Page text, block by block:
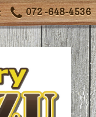
072 -648-4536